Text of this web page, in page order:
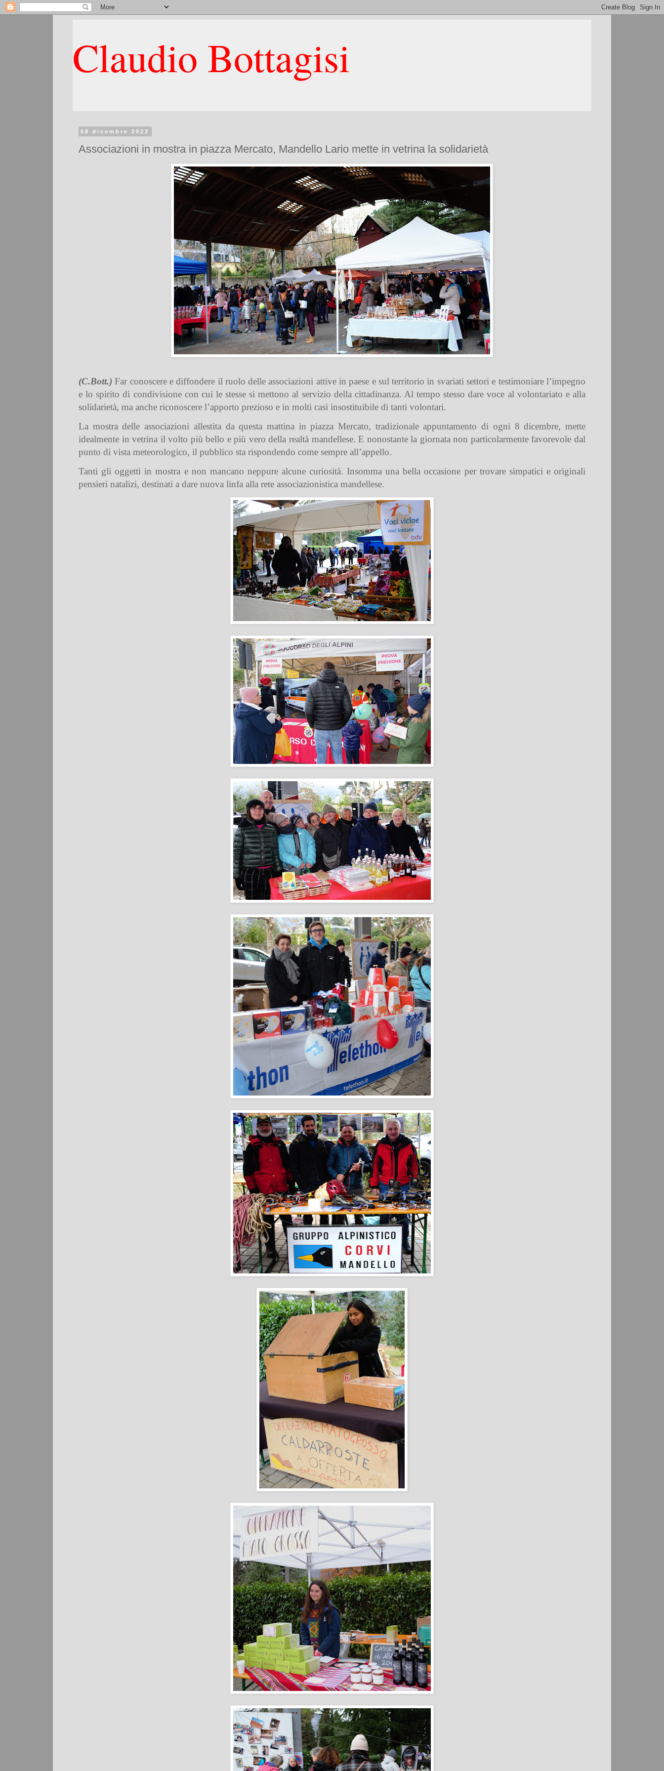
Claudio Bottagisi
08 dicembre 2023
Associazioni in mostra in piazza Mercato, Mandello Lario mette in vetrina la solidarietà
(C.Bott.) Far conoscere e diffondere il ruolo delle associazioni attive in paese e sul territorio in svariati settori e testimoniare l’impegno
e lo spirito di condivisione con cui le stesse si mettono al servizio della cittadinanza. Al tempo stesso dare voce al volontariato e alla
solidarietà, ma anche riconoscere l’apporto prezioso e in molti casi insostituibile di tanti volontari.
La mostra delle associazioni allestita da questa mattina in piazza Mercato, tradizionale appuntamento di ogni 8 dicembre, mette
idealmente in vetrina il volto più bello e più vero della realtà mandellese. E nonostante la giornata non particolarmente favorevole dal
punto di vista meteorologico, il pubblico sta rispondendo come sempre all’appello.
Tanti gli oggetti in mostra e non mancano neppure alcune curiosità. Insomma una bella occasione per trovare simpatici e originali
pensieri natalizi, destinati a dare nuova linfa alla rete associazionistica mandellese.